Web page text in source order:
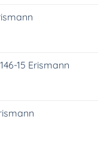
15 Erismann